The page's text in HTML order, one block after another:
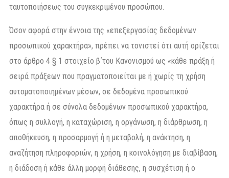
ταυτοποιήσεως του συγκεκριμένου προσώπου.
Όσον αφορά στην έννοια της «επεξεργασίας δεδομένων
προσωπικού χαρακτήρα», πρέπει να τονιστεί ότι αυτή ορίζεται
στο άρθρο 4 § 1 στοιχείο β΄του Κανονισμού ως «κάθε πράξη ή
σειρά πράξεων που πραγματοποιείται με ή χωρίς τη χρήση
αυτοματοποιημένων μέσων, σε δεδομένα προσωπικού
χαρακτήρα ή σε σύνολα δεδομένων προσωπικού χαρακτήρα,
όπως η συλλογή, η καταχώριση, η οργάνωση, η διάρθρωση, η
αποθήκευση, η προσαρμογή ή η μεταβολή, η ανάκτηση, η
αναζήτηση πληροφοριών, η χρήση, η κοινολόγηση με διαβίβαση,
η διάδοση ή κάθε άλλη μορφή διάθεσης, η συσχέτιση ή ο